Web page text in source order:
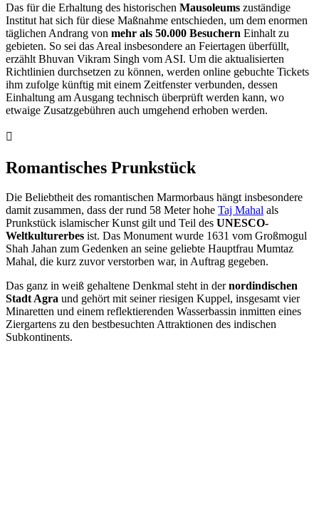
Das für die Erhaltung des historischen Mausoleums zuständige
Institut hat sich für diese Maßnahme entschieden, um dem enormen
täglichen Andrang von mehr als 50.000 Besuchern Einhalt zu
gebieten. So sei das Areal insbesondere an Feiertagen überfüllt,
erzählt Bhuvan Vikram Singh vom ASI. Um die aktualisierten
Richtlinien durchsetzen zu können, werden online gebuchte Tickets
ihm zufolge künftig mit einem Zeitfenster verbunden, dessen
Einhaltung am Ausgang technisch überprüft werden kann, wo
etwaige Zusatzgebühren auch umgehend erhoben werden.
Romantisches Prunkstück
Die Beliebtheit des romantischen Marmorbaus hängt insbesondere
damit zusammen, dass der rund 58 Meter hohe Taj Mahal als
Prunkstück islamischer Kunst gilt und Teil des UNESCO-
Weltkulturerbes ist. Das Monument wurde 1631 vom Großmogul
Shah Jahan zum Gedenken an seine geliebte Hauptfrau Mumtaz
Mahal, die kurz zuvor verstorben war, in Auftrag gegeben.
Das ganz in weiß gehaltene Denkmal steht in dernordindischen
Stadt Agra und gehört mit seiner riesigen Kuppel, insgesamt vier
Minaretten und einem reflektierenden Wasserbassin inmitten eines
Ziergartens zu den bestbesuchten Attraktionen des indischen
Subkontinents.